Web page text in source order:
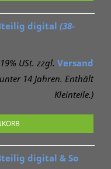
3teilig digital (38-
USt. zzgl. Versand
14 Jahren. Enthält
Kleinteile.)
digital & So